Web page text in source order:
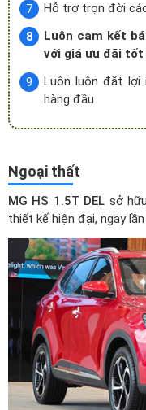
Hỗ trợ trọn đời
Luôn cam kết
với giá ưu đãi
Luôn luôn đặt lợi
hàng đầu
Ngoại thất
MG HS 1.5T DEL sở
thiết kế hiện đại, ngay